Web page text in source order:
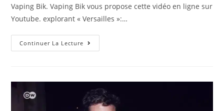
Vaping Bik. Vaping Bik vous propose cette vidéo en ligne sur
Youtube. explorant « Versailles »:…
Continuer La Lecture (Versailles):
Versailles
#shortsviral
#electroniccigarette
#shorts
#viralvideo